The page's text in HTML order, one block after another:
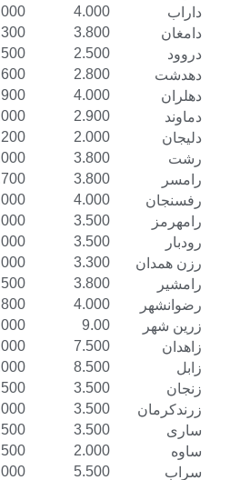
4.000
7.000
10.000
3.800
6.300
9.000
2.500
4.500
7.500
2.800
5.600
8.500
4.000
7.900
11.000
2.900
5.000
8.000
2.000
3.200
5.500
3.800
6.000
9.500
3.800
6.700
10.000
4.000
9.000
11.500
3.500
9.000
11.500
3.500
6.000
9.000
3.300
5.000
8.000
3.800
8.500
11.500
4.000
6.800
10.000
9.00
2.000
3.700
7.500
13.000
15.000
8.500
14.000
18.000
3.500
6.500
9.500
3.500
7.000
10.000
3.500
6.500
9.500
2.000
3.500
6.000
5.500
8.000
11.000